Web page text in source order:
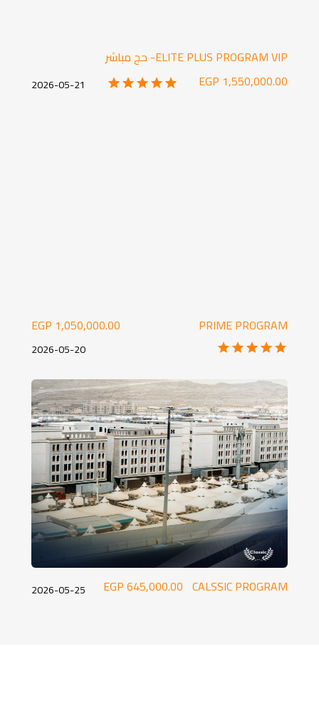
ELITE PLUS PROGRAM VIP- حج مباشر
1,550,000.00 EGP
2026-05-21
PRIME PROGRAM
1,050,000.00 EGP
2026-05-20
CALSSIC PROGRAM
645,000.00 EGP
2026-05-25